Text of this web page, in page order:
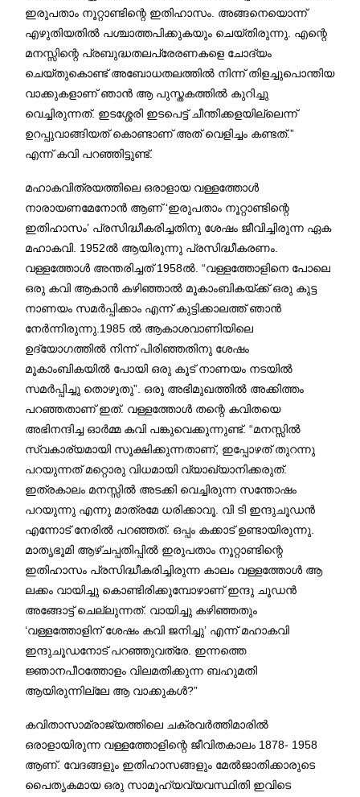
ഇരുപതാം നൂറ്റാണ്ടിന്റെ ഇതിഹാസം. അങ്ങനെയൊന്ന്
എഴുതിയതിൽ പശ്ചാത്തപിക്കുകയും ചെയ്തിരുന്നു. എന്റെ
മനസ്സിന്റെ പ്രബുദ്ധതലപ്രേരണകളെ ചോദ്യം
ചെയ്തുകൊണ്ട് അബോധതലത്തിൽ നിന്ന് തിളച്ചുപൊന്തിയ
വാക്കുകളാണ് ഞാൻ ആ പുസ്തകത്തിൽ കുറിച്ചു
വെച്ചിരുന്നത്. ഇടശ്ശേരി ഇടപെട്ട് ചീന്തിക്കളയില്ലെന്ന്
ഉറപ്പുവാങ്ങിയത് കൊണ്ടാണ് അത് വെളിച്ചം കണ്ടത്.”
എന്ന് കവി പറഞ്ഞിട്ടുണ്ട്.
മഹാകവിത്രയത്തിലെ ഒരാളായ വള്ളത്തോൾ
നാരായണമേനോൻ ആണ് ‘ഇരുപതാം നൂറ്റാണ്ടിന്റെ
ഇതിഹാസം’ പ്രസിദ്ധീകരിച്ചതിനു ശേഷം ജീവിച്ചിരുന്ന ഏക
മഹാകവി. 1952ൽ ആയിരുന്നു പ്രസിദ്ധീകരണം.
വള്ളത്തോൾ അന്തരിച്ചത് 1958ൽ. “വള്ളത്തോളിനെ പോലെ
ഒരു കവി ആകാൻ കഴിഞ്ഞാൽ മൂകാംബികയ്ക്ക് ഒരു കുട്ട
നാണയം സമർപ്പിക്കാം എന്ന് കുട്ടിക്കാലത്ത് ഞാൻ
നേർന്നിരുന്നു.1985 ൽ ആകാശവാണിയിലെ
ഉദ്യോഗത്തിൽ നിന്ന് പിരിഞ്ഞതിനു ശേഷം
മൂകാംബികയിൽ പോയി ഒരു കൂട് നാണയം നടയിൽ
സമർപ്പിച്ചു തൊഴുതു”. ഒരു അഭിമുഖത്തിൽ അക്കിത്തം
പറഞ്ഞതാണ് ഇത്. വള്ളത്തോൾ തന്റെ കവിതയെ
അഭിനന്ദിച്ച ഓർമ്മ കവി പങ്കുവെക്കുന്നുണ്ട്. “മനസ്സിൽ
സ്വകാര്യമായി സൂക്ഷിക്കുന്നതാണ്, ഇപ്പോഴത് തുറന്നു
പറയുന്നത് മറ്റൊരു വിധമായി വ്യാഖ്യാനിക്കരുത്.
ഇത്രകാലം മനസ്സിൽ അടക്കി വെച്ചിരുന്ന സന്തോഷം
പറയുന്നു എന്നു മാത്രമേ ധരിക്കാവൂ. വി ടി ഇന്ദുചൂഡൻ
എന്നോട് നേരിൽ പറഞ്ഞത്. ഒപ്പം കക്കാട് ഉണ്ടായിരുന്നു.
മാതൃഭൂമി ആഴ്ചപ്പതിപ്പിൽ ഇരുപതാം നൂറ്റാണ്ടിന്റെ
ഇതിഹാസം പ്രസിദ്ധീകരിച്ചിരുന്ന കാലം വള്ളത്തോൾ ആ
ലക്കം വായിച്ചു കൊണ്ടിരിക്കുമ്പോഴാണ് ഇന്ദു ചൂഡൻ
അങ്ങോട്ട് ചെല്ലുന്നത്. വായിച്ചു കഴിഞ്ഞതും
‘വള്ളത്തോളിന് ശേഷം കവി ജനിച്ചു’ എന്ന് മഹാകവി
ഇന്ദുചൂഡനോട് പറഞ്ഞുവത്രേ. ഇന്നത്തെ
ജ്ഞാനപീഠത്തോളം വിലമതിക്കുന്ന ബഹുമതി
ആയിരുന്നില്ലേ ആ വാക്കുകൾ?”
കവിതാസാമ്രാജ്യത്തിലെ ചക്രവർത്തിമാരിൽ
ഒരാളായിരുന്ന വള്ളത്തോളിന്റെ ജീവിതകാലം 1878- 1958
ആണ്. വേദങ്ങളും ഇതിഹാസങ്ങളും മേൽജാതിക്കാരുടെ
പൈതൃകമായ ഒരു സാമൂഹ്യവ്യവസ്ഥിതി ഇവിടെ